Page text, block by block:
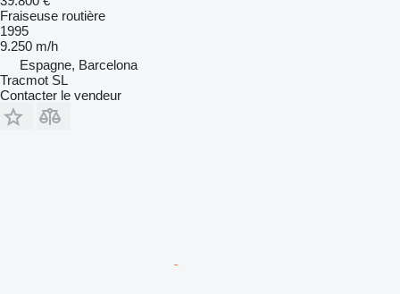
Fraiseuse routière
1995
9.250 m/h
Espagne, Barcelona
Tracmot SL
Contacter le vendeur